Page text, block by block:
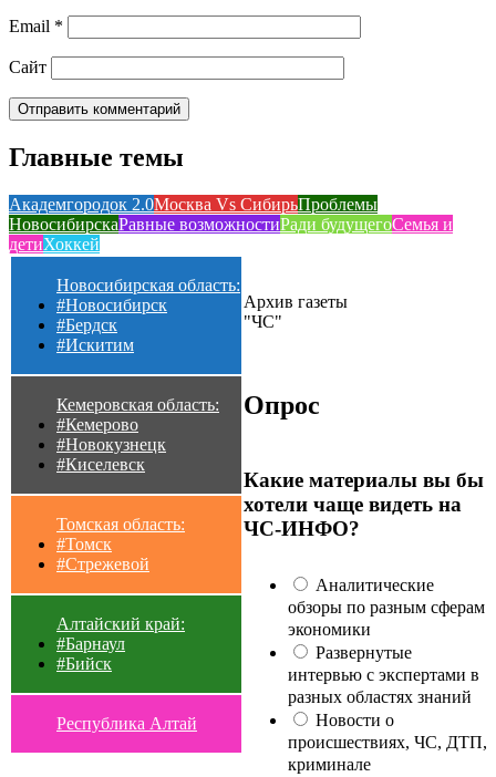
Email *
Сайт
Главные темы
Академгородок 2.0Москва Vs СибирьПроблемы
НовосибирскаРавные возможностиРади будущегоСемья и
детиХоккей
Новосибирская область:
#Новосибирск
#Бердск
#Искитим
Кемеровская область:
#Кемерово
#Новокузнецк
#Киселевск
Томская область:
#Томск
#Стрежевой
Алтайский край:
#Барнаул
#Бийск
Республика Алтай
Архив газеты
"ЧС"
Опрос
Какие материалы вы бы
хотели чаще видеть на
ЧС-ИНФО?
Аналитические
обзоры по разным сферам
экономики
Развернутые
интервью с экспертами в
разных областях знаний
Новости о
происшествиях, ЧС, ДТП,
криминале